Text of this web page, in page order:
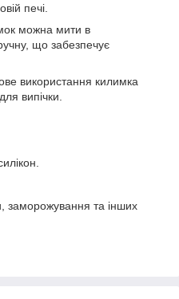
печі.
можна мити в
що забезпечує
використання килимка
випічки.
заморожування та інших